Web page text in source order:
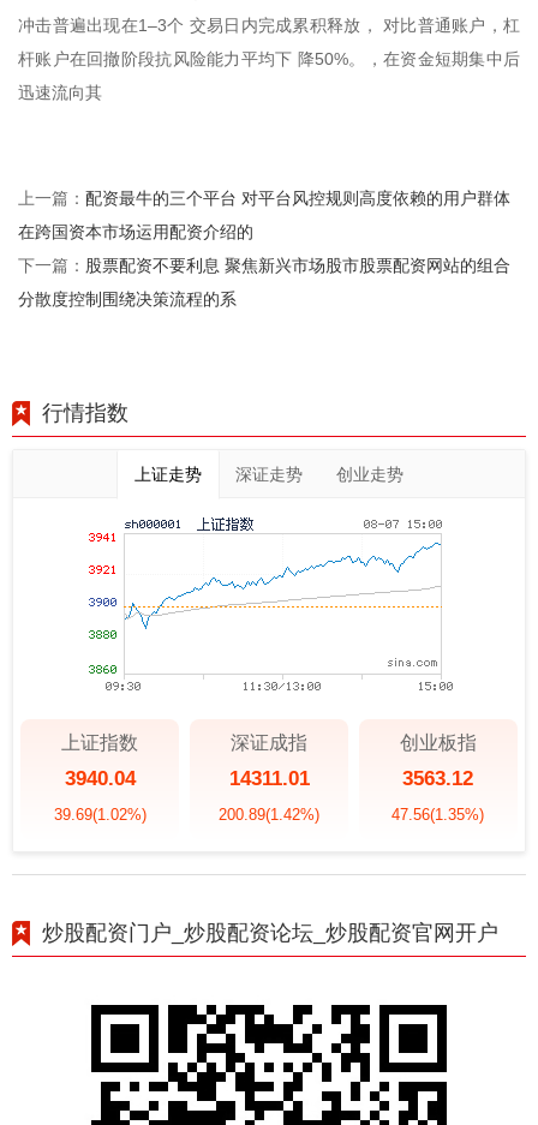
冲击普遍出现在1–3个 交易日内完成累积释放， 对比普通账户，杠
杆账户在回撤阶段抗风险能力平均下 降50%。，在资金短期集中后
迅速流向其
上一篇： 配资最牛的三个平台 对平台风控规则高度依赖的用户群体
在跨国资本市场运用配资介绍的
下一篇： 股票配资不要利息 聚焦新兴市场股市股票配资网站的组合
分散度控制围绕决策流程的系
行情指数
上证走势 深证走势 创业走势
上证指数
3940.04
39.69(1.02%)
深证成指
14311.01
200.89(1.42%)
创业板指
3563.12
47.56(1.35%)
炒股配资门户_炒股配资论坛_炒股配资官网开户